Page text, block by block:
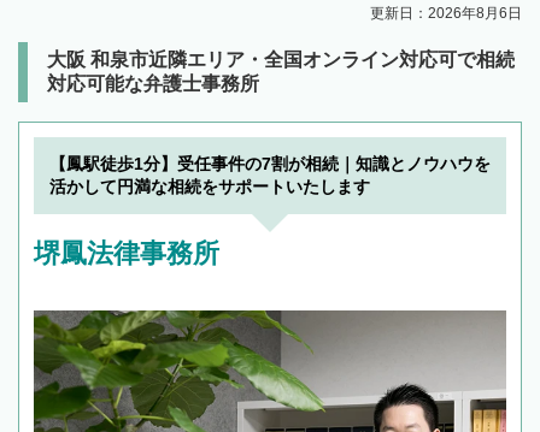
更新日：2026年8月6日
大阪 和泉市近隣エリア・全国オンライン対応可で相続
対応可能な弁護士事務所
【鳳駅徒歩1分】受任事件の7割が相続｜知識とノウハウを
活かして円満な相続をサポートいたします
堺鳳法律事務所